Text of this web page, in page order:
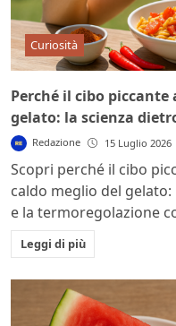
Curiosità
Perché il cibo
gelato: la scienza
Redazione 15 Luglio 2026
Scopri perché il cibo
caldo meglio del
e la termoregolazione
Leggi di più